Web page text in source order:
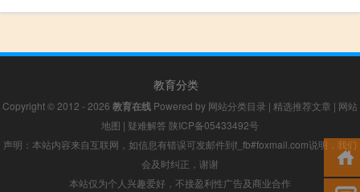
教育分类
Copyright © 2012 - 2026 教育在线 Powered by 网站分类目录 | 精选推荐文章 | 网站
地图 | 疑难解答 陕ICP备05433492号
声明：本站内容来自互联网，如信息有错误可发邮件到f_fb#foxmail.com说明，我们
会及时纠正，谢谢
本站仅为个人兴趣爱好，不接盈利性广告及商业合作